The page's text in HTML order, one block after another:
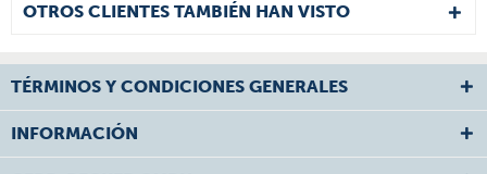
OTROS CLIENTES TAMBIÉN HAN VISTO
TÉRMINOS Y CONDICIONES GENERALES
INFORMACIÓN